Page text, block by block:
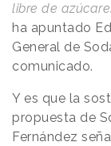
libre de
ha apuntado
General de
comunicado.
Y es que la
propuesta de
Fernández